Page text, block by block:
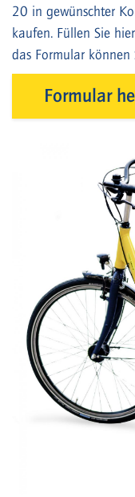
20 in gewünschter
kaufen. Füllen Sie
das Formular
Formular